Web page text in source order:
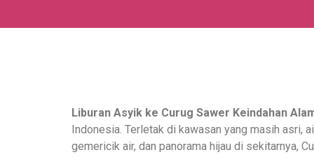
Liburan Asyik ke Curug Sawer Keindahan
Indonesia. Terletak di kawasan yang masih asri,
gemericik air, dan panorama hijau di sekitarnya,